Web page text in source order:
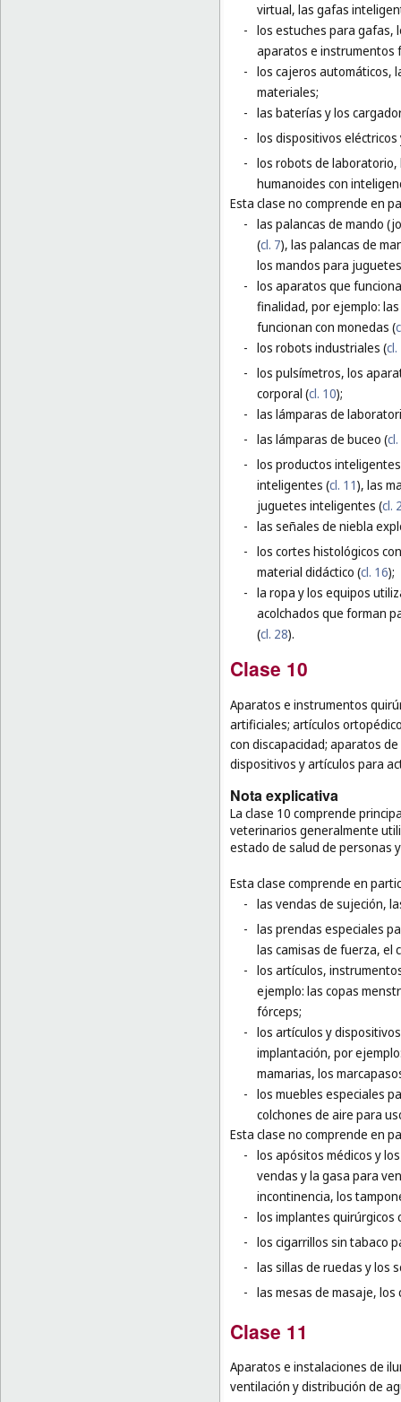
virtual, las gafas
- los estuches para gafas,
aparatos e instrumentos
- los cajeros automáticos,
materiales;
- las baterías y los
- los dispositivos
- los robots de
humanoides con
Esta clase no comprende en
- las palancas de mando
(cl. 7), las palancas de
los mandos para
- los aparatos que
finalidad, por ejemplo:
funcionan con monedas (
- los robots industriales (cl.
- los pulsímetros, los
corporal (cl. 10);
- las lámparas de
- las lámparas de buceo (
- los productos
inteligentes (cl. 11), las
juguetes inteligentes (cl.
- las señales de niebla
- los cortes histológicos
material didáctico (cl. 16);
- la ropa y los equipos
acolchados que forman
(cl. 28).
Clase 10
Aparatos e instrumentos
artificiales; artículos
con discapacidad; aparatos
dispositivos y artículos para
Nota explicativa
La clase 10 comprende
veterinarios generalmente
estado de salud de personas
Esta clase comprende en
- las vendas de sujeción,
- las prendas especiales
las camisas de fuerza, el
- los artículos,
ejemplo: las copas
fórceps;
- los artículos y
implantación, por
mamarias, los
- los muebles especiales
colchones de aire para
Esta clase no comprende en
- los apósitos médicos y
vendas y la gasa para
incontinencia, los
- los implantes quirúrgicos
- los cigarrillos sin tabaco
- las sillas de ruedas y los
- las mesas de masaje, los
Clase 11
Aparatos e instalaciones de
ventilación y distribución de